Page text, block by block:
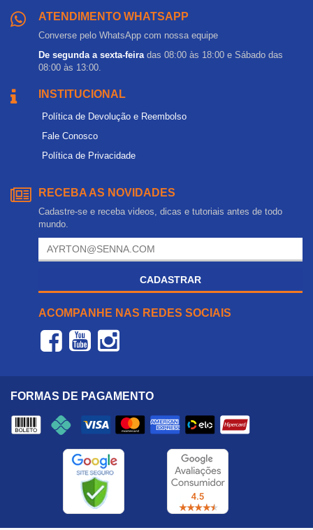
ATENDIMENTO WHATSAPP
Converse pelo WhatsApp com nossa equipe
De segunda a sexta-feiradas 08:00 às 18:00 e Sábado das
08:00 às 13:00.
INSTITUCIONAL
Política de Devolução e Reembolso
Fale Conosco
Política de Privacidade
RECEBA AS NOVIDADES
Cadastre-se e receba videos, dicas e tutoriais antes de todo
mundo.
CADASTRAR
ACOMPANHE NAS REDES SOCIAIS
FORMAS DE PAGAMENTO